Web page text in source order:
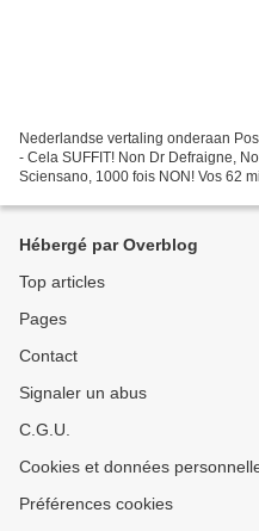
Nederlandse vertaling onderaan
- Cela SUFFIT! Non Dr Defraigne,
Sciensano, 1000 fois NON! Vos 62
Hébergé par Overblog
Top articles
Pages
Contact
Signaler un abus
C.G.U.
Cookies et données
Préférences cookies